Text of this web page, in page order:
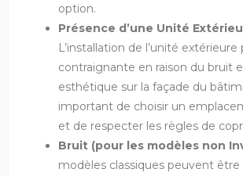
option.
Présence d’une Unité
L’installation de l’unité
contraignante en raison du bruit
esthétique sur la façade du
important de choisir un
et de respecter les règles de
Bruit (pour les modèles non
modèles classiques peuvent